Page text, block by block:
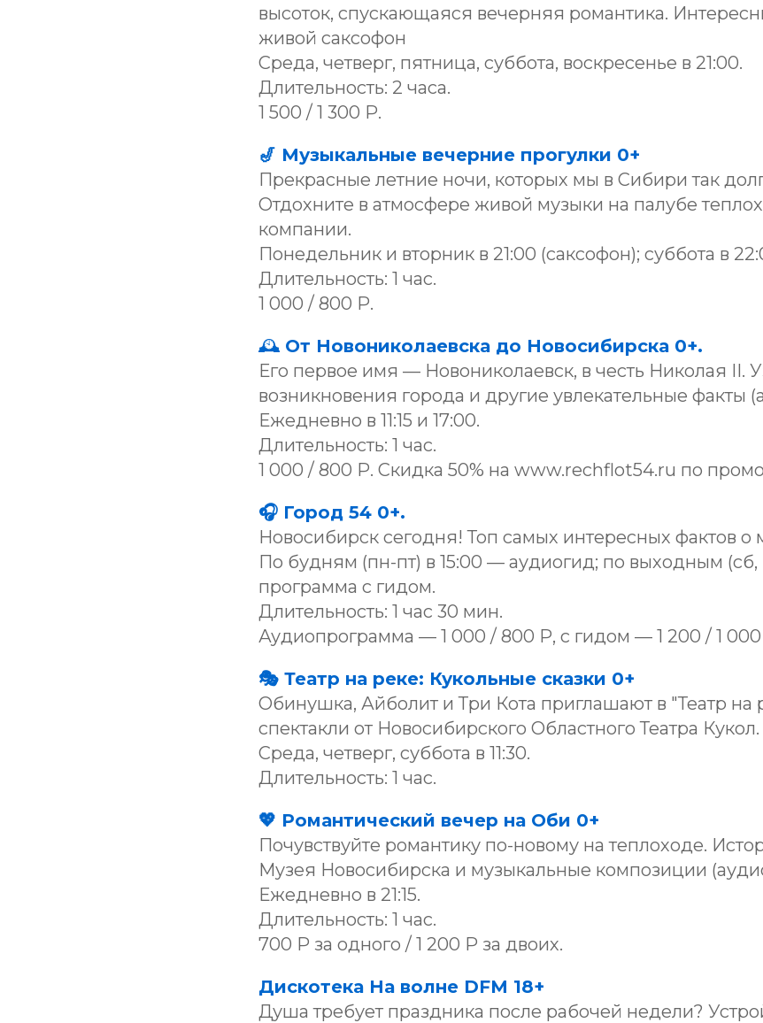
высоток, спускающаяся вечерняя романтика.
живой саксофон
Среда, четверг, пятница, суббота, воскресенье в 21:00.
Длительность: 2 часа.
1 500 / 1 300 Р.
🎷 Музыкальные вечерние прогулки 0+
Прекрасные летние ночи, которых мы в Сибири так
Отдохните в атмосфере живой музыки на палубе
компании.
Понедельник и вторник в 21:00 (саксофон); суббота в
Длительность: 1 час.
1 000 / 800 Р.
🕰 От Новониколаевска до Новосибирска 0+.
Его первое имя — Новониколаевск, в честь Николая II.
возникновения города и другие увлекательные факты
Ежедневно в 11:15 и 17:00.
Длительность: 1 час.
1 000 / 800 Р. Скидка 50% на www.rechflot54.ru по
🎧 Город 54 0+.
Новосибирск сегодня! Топ самых интересных фактов о
По будням (пн-пт) в 15:00 — аудиогид; по выходным (сб,
программа с гидом.
Длительность: 1 час 30 мин.
Аудиопрограмма — 1 000 / 800 Р, с гидом — 1 200 / 1
🎭 Театр на реке: Кукольные сказки 0+
Обинушка, Айболит и Три Кота приглашают в "Театр на
спектакли от Новосибирского Областного Театра Кукол.
Среда, четверг, суббота в 11:30.
Длительность: 1 час.
💖 Романтический вечер на Оби 0+
Почувствуйте романтику по-новому на теплоходе.
Музея Новосибирска и музыкальные композиции
Ежедневно в 21:15.
Длительность: 1 час.
700 Р за одного / 1 200 Р за двоих.
Дискотека На волне DFM 18+
Душа требует праздника после рабочей недели?